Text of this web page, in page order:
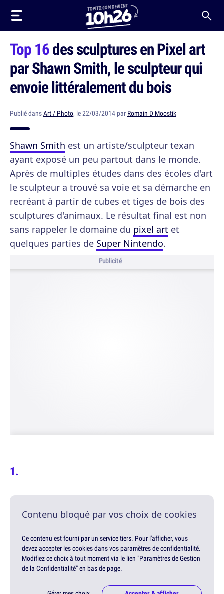
Top 16des sculptures en Pixel art
par Shawn Smith, le sculpteur qui
envoie littéralement du bois
Publié dansArt / Photo, le 22/03/2014 par Romain D Moostik
Shawn Smith est un artiste/sculpteur texan
ayant exposé un peu partout dans le monde.
Après de multiples études dans des écoles d'art
le sculpteur a trouvé sa voie et sa démarche en
recréant à partir de cubes et tiges de bois des
sculptures d'animaux. Le résultat final est non
sans rappeler le domaine du pixel art et
quelques parties de Super Nintendo.
Publicité
Contenu bloqué par vos choix de cookies
Ce contenu est fourni par un service tiers. Pour l'afficher, vous
devez accepter les cookies dans vos paramètres de confidentialité.
Modifiez ce choix à tout moment via le lien "Paramètres de Gestion
de la Confidentialité" en bas de page.